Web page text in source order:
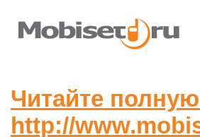
Читайте
http://